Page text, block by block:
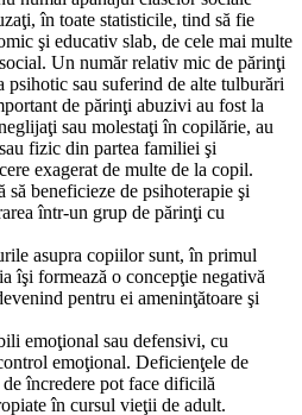
în toate statisticile, tind să fie
şi educativ slab, de cele mai multe
Un număr relativ mic de părinţi
psihotic sau suferind de alte tulburări
de părinţi abuzivi au fost la
sau molestaţi în copilărie, au
fizic din partea familiei şi
exagerat de multe de la copil.
beneficieze de psihoterapie şi
într-un grup de părinţi cu
asupra copiilor sunt, în primul
îşi formează o concepţie negativă
pentru ei ameninţătoare şi
emoţional sau defensivi, cu
emoţional. Deficienţele de
încredere pot face dificilă
în cursul vieţii de adult.